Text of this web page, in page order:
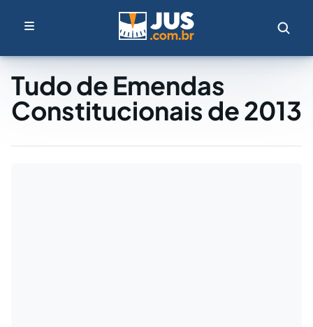
Tudo de Emendas
Constitucionais de 2013